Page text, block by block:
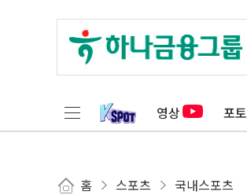
영상 포토
홈 스포츠 국내스포츠